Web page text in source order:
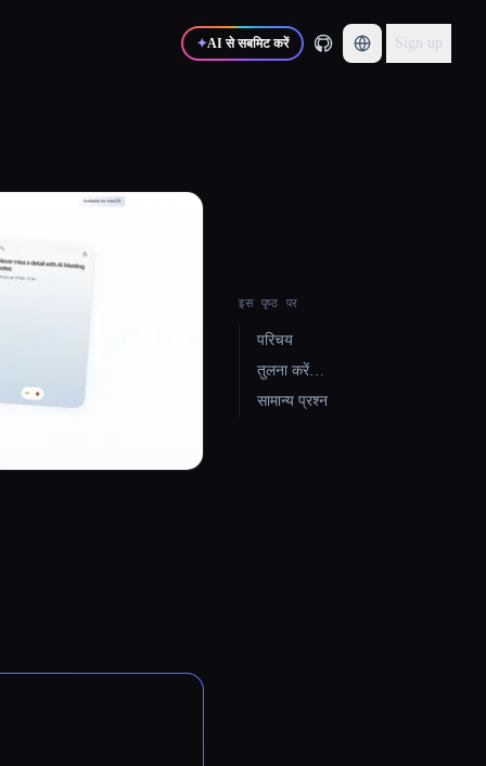
✦AI से सबमिट करें Sign up
इस पृष्ठ पर
परिचय
तुलना करें…
सामान्य प्रश्न